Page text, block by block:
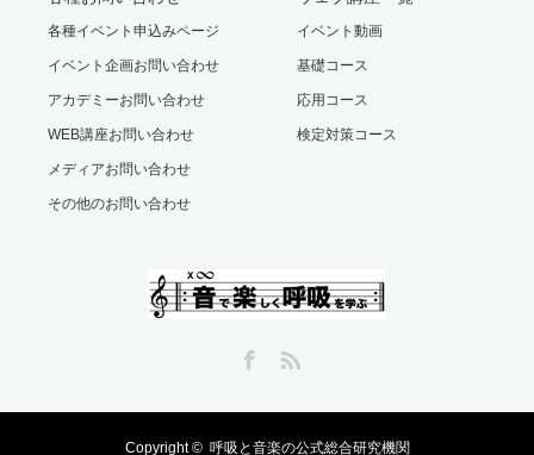
各種イベント申込みページ
イベント企画お問い合わせ
アカデミーお問い合わせ
WEB講座お問い合わせ
メディアお問い合わせ
その他のお問い合わせ
イベント動画
基礎コース
応用コース
検定対策コース
Copyright © 呼吸と音楽の公式総合研究機関